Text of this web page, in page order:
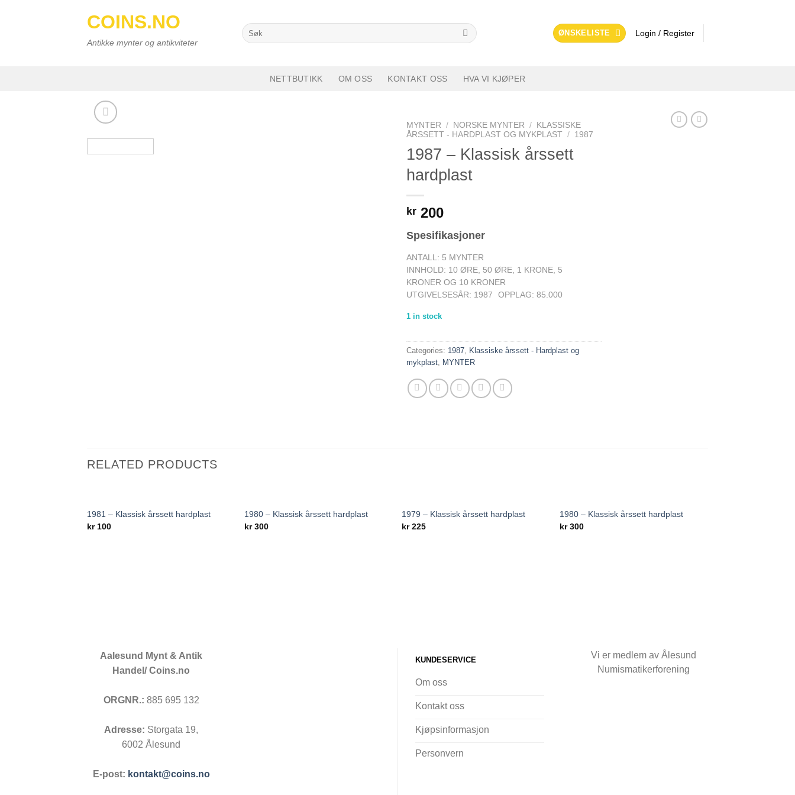
COINS.NO
Antikke mynter og antikviteter
Search
for:
ØNSKELISTE Login / Register
NETTBUTIKK OM OSS KONTAKT OSS HVA VI KJØPER
MYNTER / NORSKE MYNTER /
KLASSISKE
ÅRSSETT - HARDPLAST OG MYKPLAST / 1987
1987 – Klassisk årssett
hardplast
kr 200
Spesifikasjoner
ANTALL: 5 MYNTER
INNHOLD: 10 ØRE, 50 ØRE, 1 KRONE, 5
KRONER OG 10 KRONER
UTGIVELSESÅR: 1987
OPPLAG: 85.000
1 in stock
Categories: 1987 Klassiske årssett - Hardplast og
mykplast MYNTER
RELATED PRODUCTS
Add to
1981 – Klassisk årssett hardplast
kr100
Add to
1980 – Klassisk årssett hardplast
kr300
Add to
1979 – Klassisk årssett hardplast
kr225
Add to
1980 – Klassisk årssett hardplast
kr300
Aalesund Mynt & Antik
Handel/ Coins.no
ORGNR.: 885 695 132
Adresse: Storgata 19,
6002 Ålesund
E-post: kontakt@coins.no
KUNDESERVICE
Om oss
Kontakt oss
Kjøpsinformasjon
Personvern
Vi er medlem av Ålesund
Numismatikerforening